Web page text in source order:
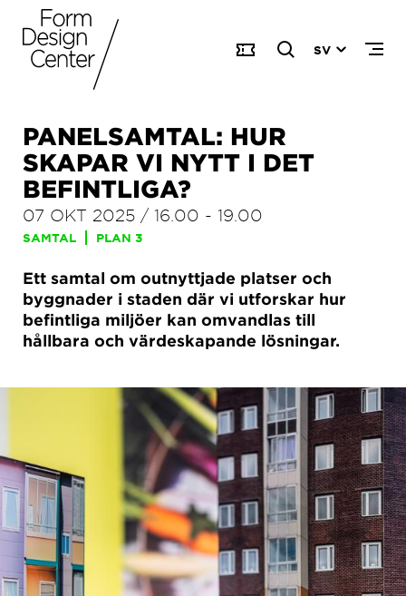
SV
PANELSAMTAL: HUR
SKAPAR VI NYTT I DET
BEFINTLIGA?
07 OKT 2025 / 16.00 - 19.00
SAMTAL PLAN 3
Ett samtal om outnyttjade platser och
byggnader i staden där vi utforskar hur
befintliga miljöer kan omvandlas till
hållbara och värdeskapande lösningar.